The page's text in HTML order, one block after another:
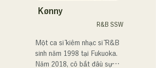
và quyết định trở thành ca
sĩ.
Kønny
R&B SSW
Một ca sĩ kiêm nhạc sĩ R&B
sinh năm 1998 tại Fukuoka.
Năm 2018, cô bắt đầu sự